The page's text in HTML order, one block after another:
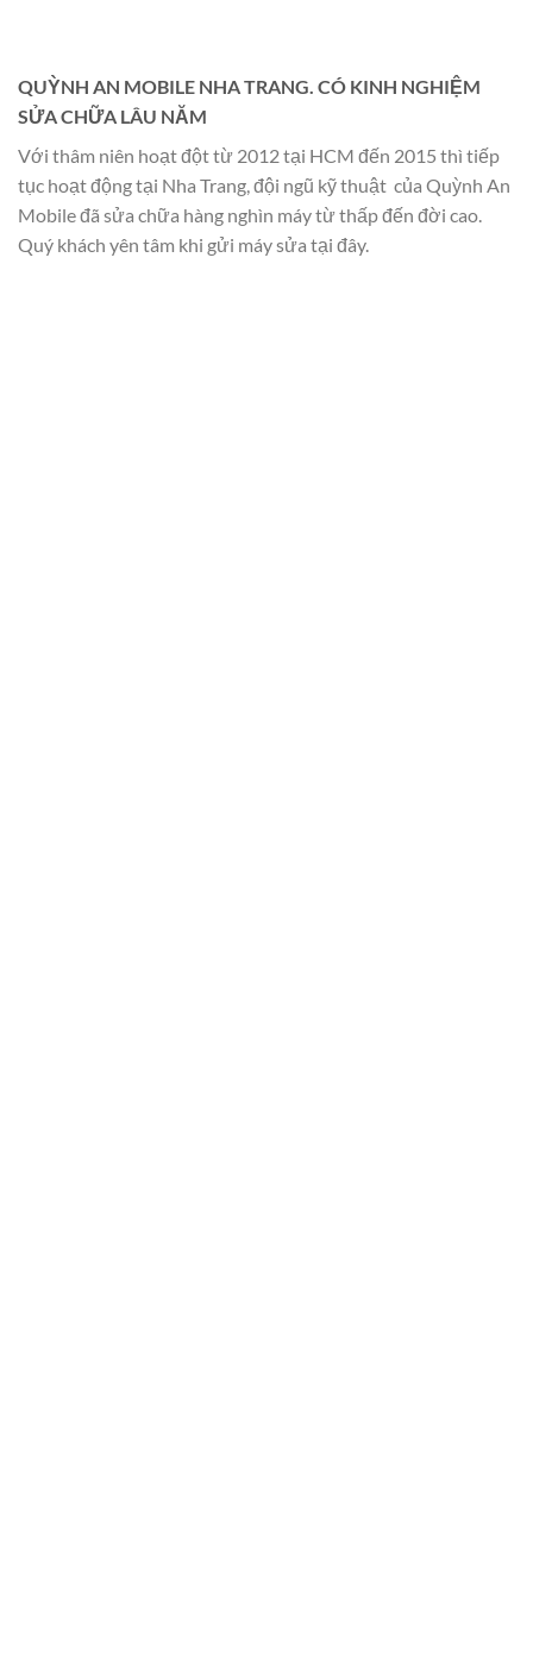
QUỲNH AN MOBILE NHA TRANG. CÓ KINH NGHIỆM
SỬA CHỮA LÂU NĂM
Với thâm niên hoạt đột từ 2012 tại HCM đến 2015 thì tiếp
tục hoạt động tại Nha Trang, đội ngũ kỹ thuật của Quỳnh An
Mobile đã sửa chữa hàng nghìn máy từ thấp đến đời cao.
Quý khách yên tâm khi gửi máy sửa tại đây.